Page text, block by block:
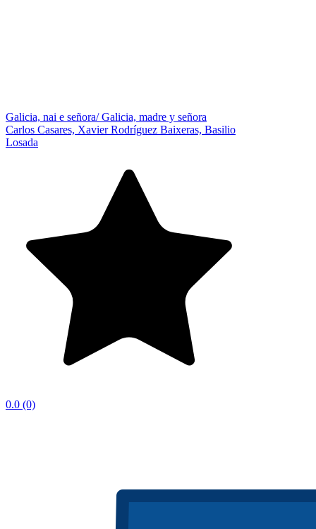
Galicia, nai e señora/ Galicia, madre y señora
Carlos Casares, Xavier Rodríguez Baixeras, Basilio
Losada
0.0 (0)